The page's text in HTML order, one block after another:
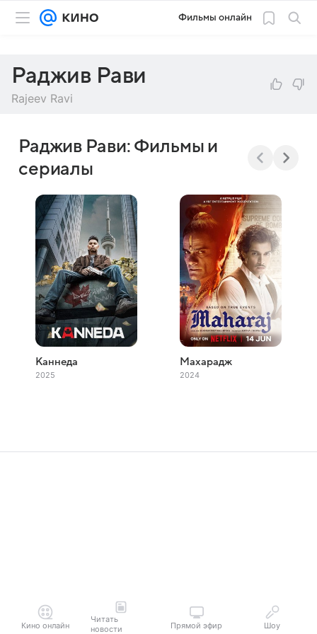
Фильмы онлайн
Раджив Рави
Rajeev Ravi
Раджив Рави: Фильмы и
сериалы
Каннеда
2025
Махарадж
2024
Кино онлайн
Читать
новости
Прямой эфир Шоу